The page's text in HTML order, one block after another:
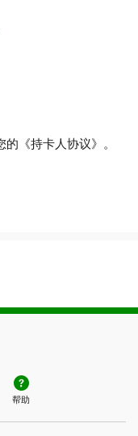
《持卡人协议》。
帮助